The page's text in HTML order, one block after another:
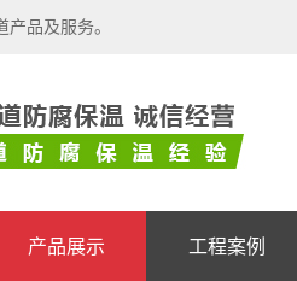
品及服务。
产品展示 工程案例